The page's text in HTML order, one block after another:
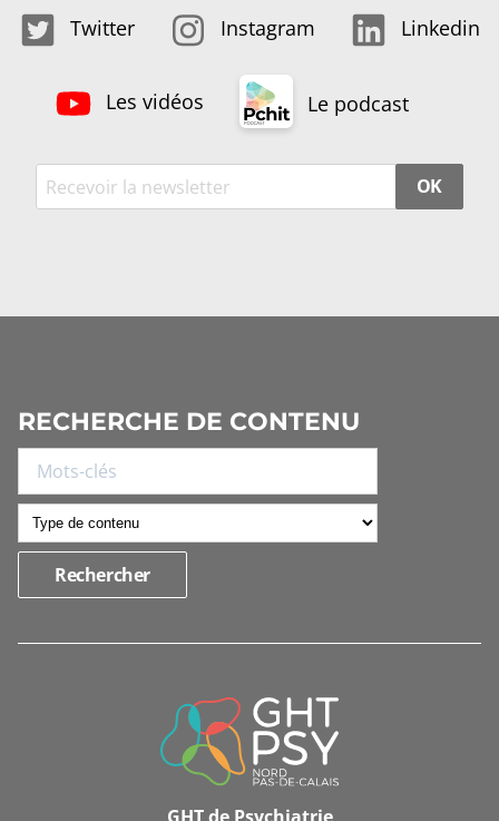
Twitter Instagram Linkedin
Les vidéos Le podcast
OK
RECHERCHE DE CONTENU
INFORMATIONS